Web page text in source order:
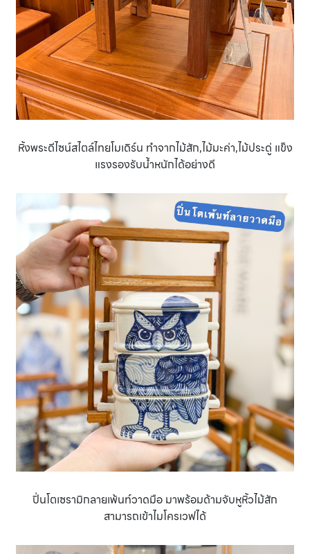
หิ้งพระดีไซน์สไตล์ไทยโมเดิร์น ทำจากไม้สัก,ไม้มะค่า,ไม้ประดู่ แข็ง
แรงรองรับนํ้าหนักได้อย่างดี
ปิ่นโตเซรามิกลายเพ้นท์วาดมือ มาพร้อมด้ามจับหูหิ้วไม้สัก
สามารถเข้าไมโครเวฟได้